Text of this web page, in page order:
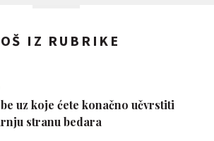
IZ RUBRIKE
uz koje ćete konačno učvrstiti
stranu bedara